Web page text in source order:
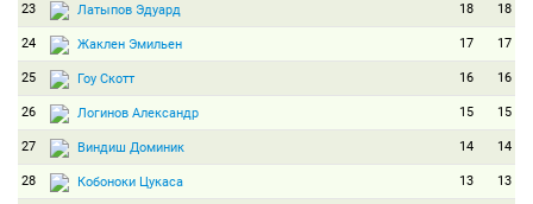
23 Латыпов Эдуард 18 18
24 Жаклен Эмильен 17 17
25 Гоу Скотт 16 16
26 Логинов Александр 15 15
27 Виндиш Доминик 14 14
28 Кобоноки Цукаса 13 13